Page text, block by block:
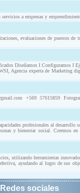
a empresas y
evaluaciones de puestos
Diseñamos I Configuramos I
Agencia experta de Marketing
+569 57615859
profesionales al
y bienestar social. Creemos
utilizando herramientas
ayudando al logro de sus
Redes sociales